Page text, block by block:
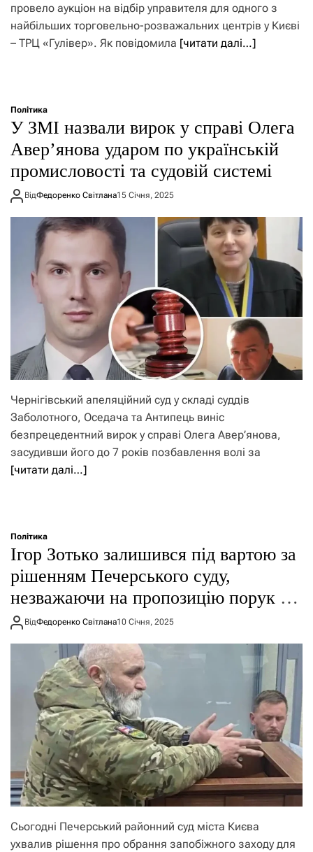
провело аукціон на відбір управителя для одного з
найбільших торговельно-розважальних центрів у Києві
– ТРЦ «Гулівер». Як повідомила [читати далі…]
Політика
У ЗМІ назвали вирок у справі Олега
Авер’янова ударом по українській
промисловості та судовій системі
ВідФедоренко Світлана15 Січня, 2025
Чернігівський апеляційний суд у складі суддів
Заболотного, Оседача та Антипець виніс
безпрецедентний вирок у справі Олега Авер’янова,
засудивши його до 7 років позбавлення волі за
[читати далі…]
Політика
Ігор Зотько залишився під вартою за
рішенням Печерського суду,
незважаючи на пропозицію порук від
Героїв України
ВідФедоренко Світлана10 Січня, 2025
Сьогодні Печерський районний суд міста Києва
ухвалив рішення про обрання запобіжного заходу для